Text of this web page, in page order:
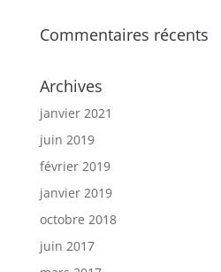
Commentaires récents
Archives
janvier 2021
juin 2019
février 2019
janvier 2019
octobre 2018
juin 2017